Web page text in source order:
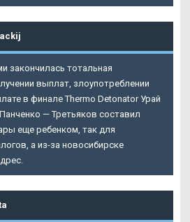
закончилась тотальная
выплат, злоупотреблении
в финале Thermo Detonator Урай
— Третьяков составил
еще ребенком, так для
а из-за новосибирске